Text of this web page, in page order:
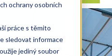
ochrany osobních
práce s těmito
sledovat informace
jediný soubor